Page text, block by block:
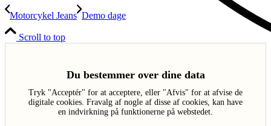
Motorcykel Jeans Demo dage
Scroll to top
Du bestemmer over dine data
Tryk "Acceptér" for at acceptere, eller "Afvis" for at afvise de
digitale cookies. Fravalg af nogle af disse af cookies, kan have
en indvirkning på funktionerne på webstedet.